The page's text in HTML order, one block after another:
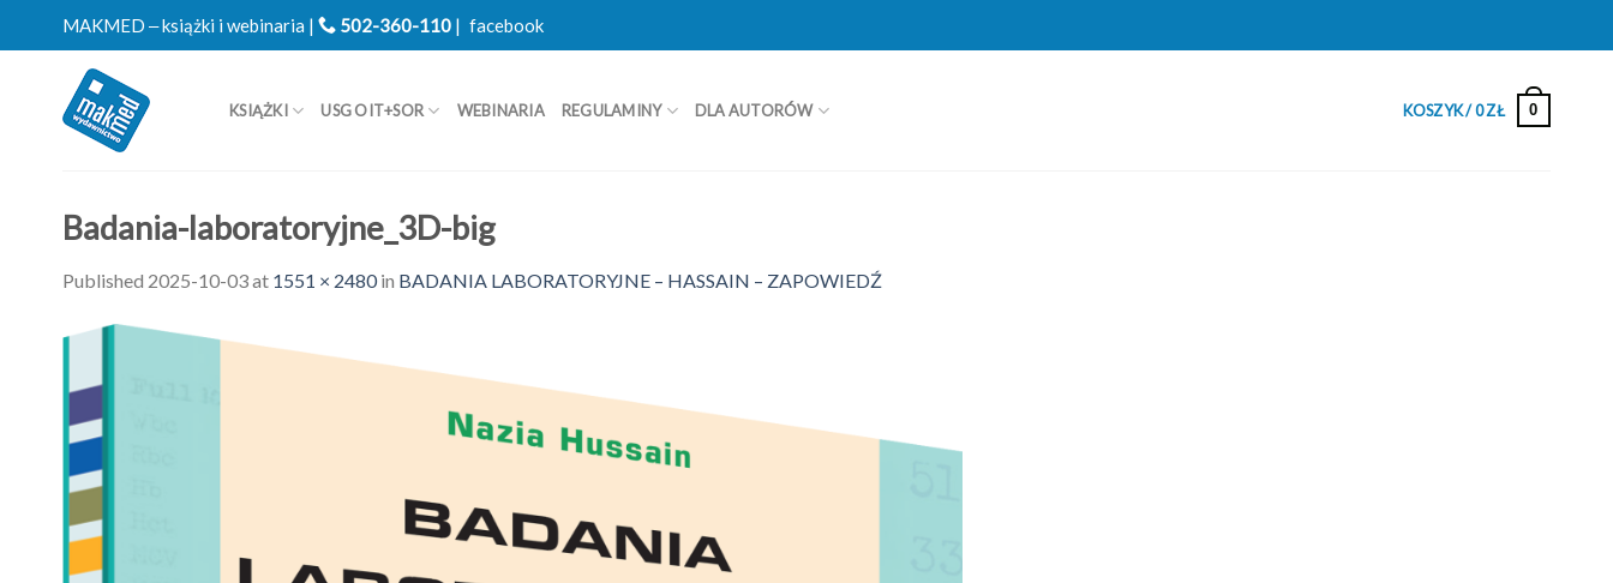
MAKMED ‒ książki i webinaria | 502-360-110 | facebook
KSIĄŻKI USG OIT+SOR WEBINARIA REGULAMINY DLA AUTORÓW KOSZYK /0ZŁ 0
Badania-laboratoryjne_3D-big
Published 2025-10-03at 1551 × 2480in BADANIA LABORATORYJNE – HASSAIN – ZAPOWIEDŹ